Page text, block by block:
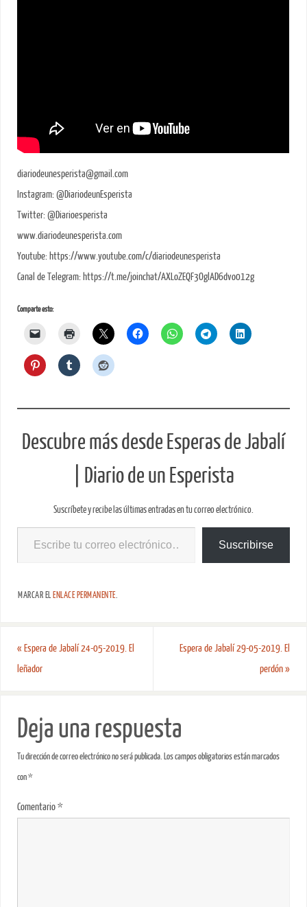
diariodeunesperista@gmail.com
Instagram: @DiariodeunEsperista
Twitter: @Diarioesperista
www.diariodeunesperista.com
Youtube: https://www.youtube.com/c/diariodeunesperista
Canal de Telegram: https://t.me/joinchat/AXLoZEQF3OglAD6dvo012g
Comparte esto:
Descubre más desde Esperas de Jabalí
| Diario de un Esperista
Suscríbete y recibe las últimas entradas en tu correo electrónico.
Suscribirse
MARCAR EL ENLACE PERMANENTE.
« Espera de Jabalí 24-05-2019. El
leñador
Espera de Jabalí 29-05-2019. El
perdón»
Deja una respuesta
Tu dirección de correo electrónico no será publicada. Los campos obligatorios están marcados
con*
Comentario*